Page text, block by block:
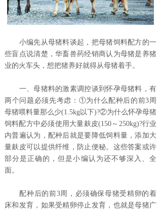
小编先从母猪料谈起，把母猪饲料配方的一
些盲点说清楚，华畜兽药经销商认为母猪是养猪
业的火车头，想把猪养好就得从母猪着手。
一、母猪料的激素调控谈到怀孕母猪料，有
两个问题必须先考虑：①为什么配种后的前3周
母猪喂料量那么少(1.5kg以下)?②为什么怀孕母猪
饲料配方中必须使用大量麸皮(150～250kg)?行业
内普遍认为，配种后就是要降低饲料量，添加大
量麸皮可以提供纤维，防止便秘。这些答案或许
部分是正确的，但是小编认为还不够深入、全
面。
配种后的前3周，必须确保母猪受精卵的着
床和发育，如果受精卵停止发育，也就是母猪广